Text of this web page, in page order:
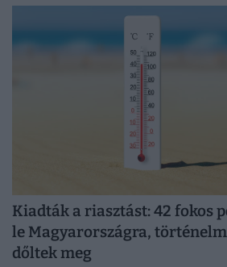
Kiadták a riasztást: 42 fokos
le Magyarországra,
dőltek meg